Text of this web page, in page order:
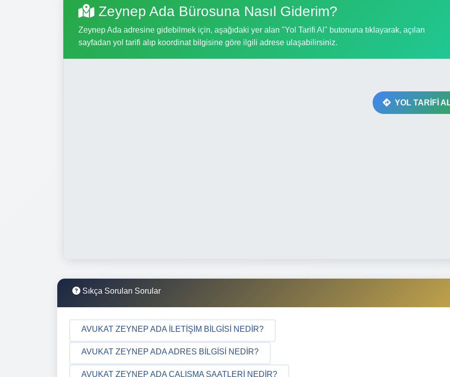
Zeynep Ada Bürosuna Nasıl Giderim?
Zeynep Ada adresine gidebilmek için, aşağıdaki yer alan "Yol Tarifi Al" butonuna tıklayarak, açılan
sayfadan yol tarifi alıp koordinat bilgisine göre ilgili adrese ulaşabilirsiniz.
YOL TARİFİ
Sıkça Sorulan Sorular
AVUKAT ZEYNEP ADA İLETIŞIM BILGISI NEDIR?
AVUKAT ZEYNEP ADA ADRES BILGISI NEDIR?
AVUKAT ZEYNEP ADA ÇALIŞMA SAATLERI NEDIR?